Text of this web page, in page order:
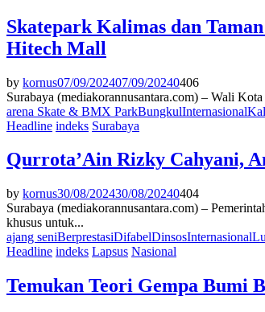
Skatepark Kalimas dan
Hitech Mall
by kornus07/09/202407/09/20240406
Surabaya (mediakorannusantara.com) – Wali
arena Skate & BMX ParkBungkulInternasional
Headline indeks Surabaya
Qurrota’Ain Rizky Cahyani,
by kornus30/08/202430/08/20240404
Surabaya (mediakorannusantara.com) –
khusus untuk...
ajang seniBerprestasiDifabelDinsosInternasional
Headline indeks Lapsus Nasional
Temukan Teori Gempa Bumi